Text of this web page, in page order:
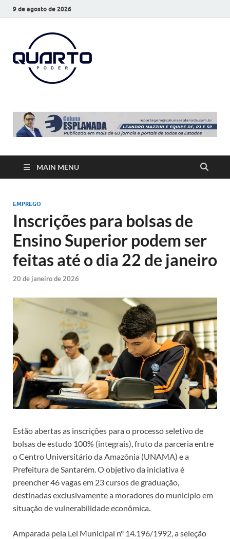
9 de agosto de 2026
MAIN MENU
EMPREGO
Inscrições para bolsas de
Ensino Superior podem ser
feitas até o dia 22 de janeiro
20 de janeiro de 2026
Estão abertas as inscrições para o processo seletivo de
bolsas de estudo 100% (integrais), fruto da parceria entre
o Centro Universitário da Amazônia (UNAMA) e a
Prefeitura de Santarém. O objetivo da iniciativa é
preencher 46 vagas em 23 cursos de graduação,
destinadas exclusivamente a moradores do município em
situação de vulnerabilidade econômica.
Amparada pela Lei Municipal nº 14.196/1992, a seleção